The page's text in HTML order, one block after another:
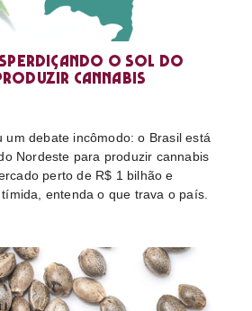
o sol do
cannabis
um debate incômodo: o Brasil está
Nordeste para produzir cannabis
perto de R$ 1 bilhão e
entenda o que trava o país.